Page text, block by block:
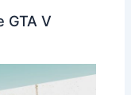
GTA V